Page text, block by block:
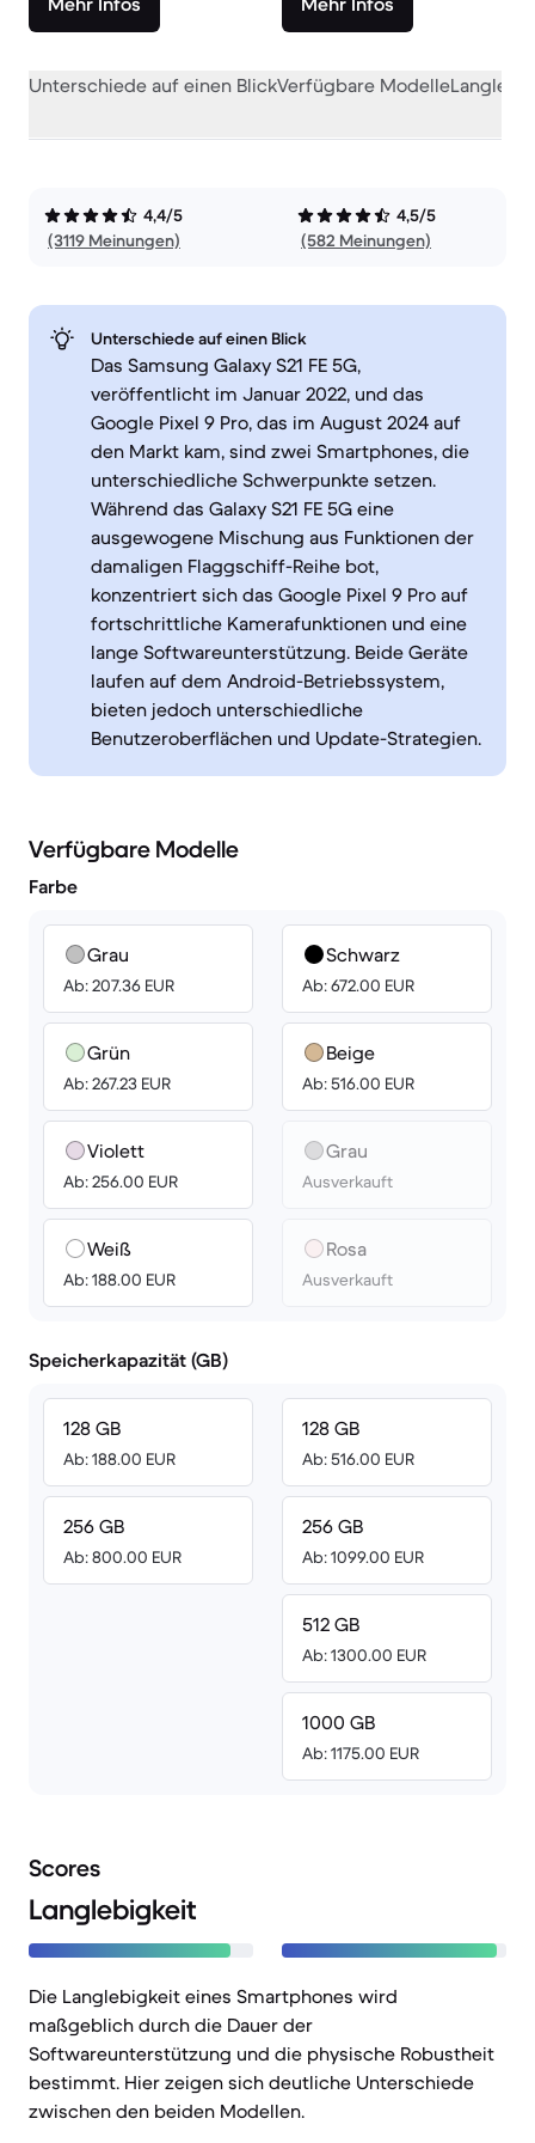
Unterschiede auf einen BlickVerfügbare Modelle
4,4/5
(3119 Meinungen)
4,5/5
(582 Meinungen)
Unterschiede auf einen Blick
Das Samsung Galaxy S21 FE 5G,
veröffentlicht im Januar 2022, und das
Google Pixel 9 Pro, das im August 2024 auf
den Markt kam, sind zwei Smartphones, die
unterschiedliche Schwerpunkte setzen.
Während das Galaxy S21 FE 5G eine
ausgewogene Mischung aus Funktionen der
damaligen Flaggschiff-Reihe bot,
konzentriert sich das Google Pixel 9 Pro auf
fortschrittliche Kamerafunktionen und eine
lange Softwareunterstützung. Beide Geräte
laufen auf dem Android-Betriebssystem,
bieten jedoch unterschiedliche
Benutzeroberflächen und Update-Strategien.
Verfügbare Modelle
Farbe
Grau
Ab: 207.36 EUR
Grün
Ab: 267.23 EUR
Violett
Ab: 256.00 EUR
Weiß
Ab: 188.00 EUR
Schwarz
Ab: 672.00 EUR
Beige
Ab: 516.00 EUR
Grau
Ausverkauft
Rosa
Ausverkauft
Speicherkapazität (GB)
128 GB
Ab: 188.00 EUR
256 GB
Ab: 800.00 EUR
128 GB
Ab: 516.00 EUR
256 GB
Ab: 1099.00 EUR
512 GB
Ab: 1300.00 EUR
1000 GB
Ab: 1175.00 EUR
Scores
Langlebigkeit
Die Langlebigkeit eines Smartphones wird
maßgeblich durch die Dauer der
Softwareunterstützung und die physische Robustheit
bestimmt. Hier zeigen sich deutliche Unterschiede
zwischen den beiden Modellen.